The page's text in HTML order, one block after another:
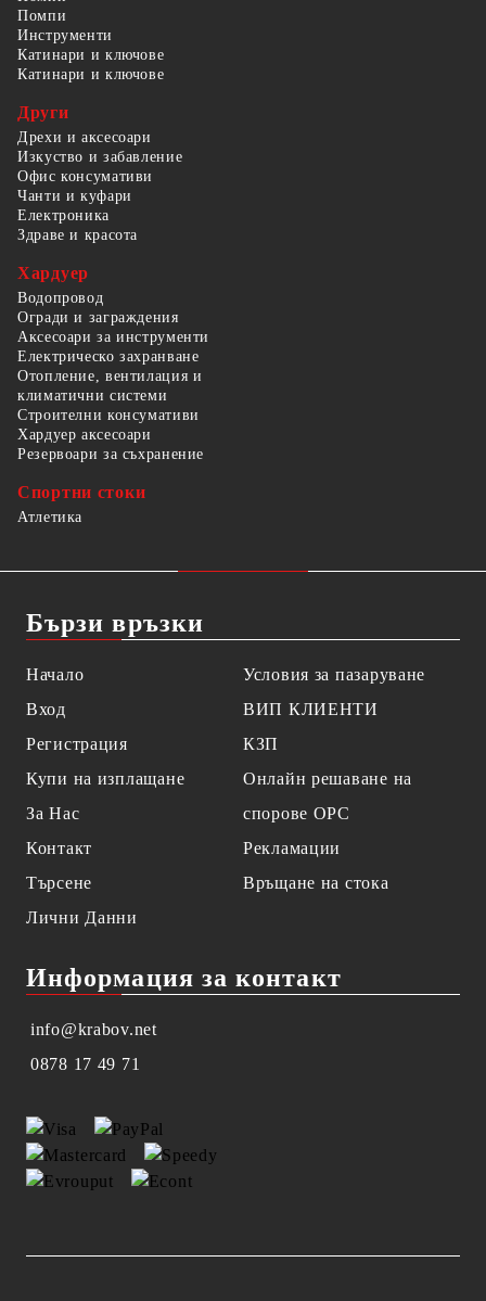
Помпи
Инструменти
Катинари и ключове
Катинари и ключове
Други
Дрехи и аксесоари
Изкуство и забавление
Офис консумативи
Чанти и куфари
Електроника
Здраве и красота
Хардуер
Водопровод
Огради и заграждения
Аксесоари за инструменти
Електрическо захранване
Отопление, вентилация и
климатични системи
Строителни консумативи
Хардуер аксесоари
Резервоари за съхранение
Спортни стоки
Атлетика
Бързи връзки
Начало
Вход
Регистрация
Купи на изплащане
За Нас
Контакт
Търсене
Лични Данни
Условия за пазаруване
ВИП КЛИЕНТИ
КЗП
Онлайн решаване на
спорове OPC
Рекламации
Връщане на стока
Информация за контакт
info@krabov.net
0878 17 49 71